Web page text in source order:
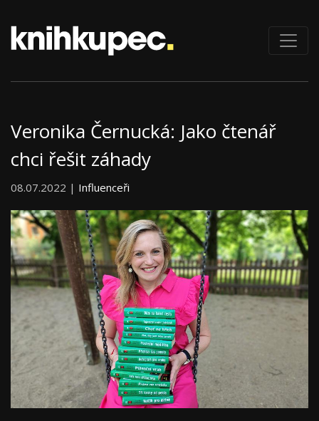
Veronika Černucká: Jako čtenář
chci řešit záhady
08.07.2022 | Influenceři